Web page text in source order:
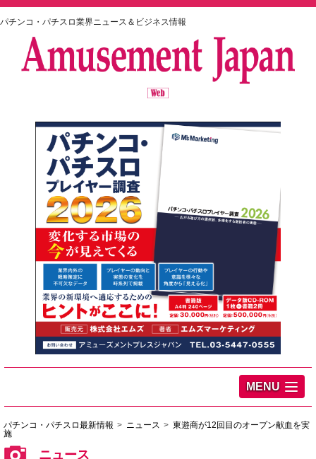
パチンコ・パチスロ業界ニュース＆ビジネス情報
MENU
パチンコ・パチスロ最新情報 ニュース
東遊商が12回目のオープン献血を実
施
ニュース